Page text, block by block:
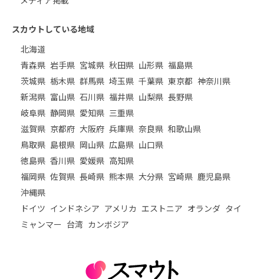
スカウトしている地域
北海道
青森県 岩手県 宮城県 秋田県 山形県 福島県
茨城県 栃木県 群馬県 埼玉県 千葉県 東京都 神奈川県
新潟県 富山県 石川県 福井県 山梨県 長野県
岐阜県 静岡県 愛知県 三重県
滋賀県 京都府 大阪府 兵庫県 奈良県 和歌山県
鳥取県 島根県 岡山県 広島県 山口県
徳島県 香川県 愛媛県 高知県
福岡県 佐賀県 長崎県 熊本県 大分県 宮崎県 鹿児島県
沖縄県
ドイツ インドネシア アメリカ エストニア オランダ タイ
ミャンマー 台湾 カンボジア